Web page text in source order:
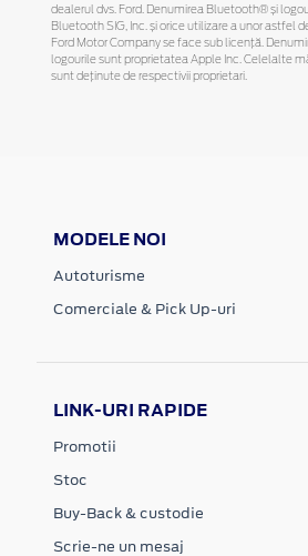
dealerul dvs. Ford. Denumirea Bluetooth® și
Bluetooth SIG, Inc. și orice utilizare a unor astfel
Ford Motor Company se face sub licență.
logourile sunt proprietatea Apple Inc. Celelalte
sunt deținute de respectivii proprietari.
MODELE NOI
Autoturisme
Comerciale & Pick Up-uri
LINK-URI RAPIDE
Promotii
Stoc
Buy-Back & custodie
Scrie-ne un mesaj